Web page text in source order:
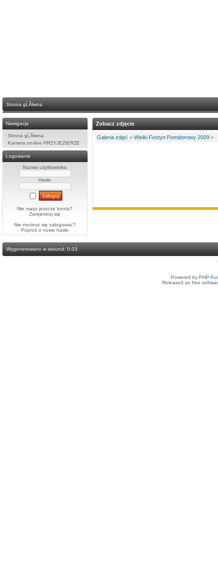
Strona gĹĂłwna
Nawigacja
· Strona gĹĂłwna
· Kamera on-line PRZYJEZIERZE
Logowanie
Nazwa użytkownika
Hasło
Nie masz jeszcze konta?
Zarejestruj się
Nie możesz się zalogować?
Poproś onowe hasło
Zobacz zdjęcie
Galeria zdjęć > Wielki Festyn Pomidorowy 2009 >
Wygenerowano w sekund: 0.03
Powered by PHP-
Released as free